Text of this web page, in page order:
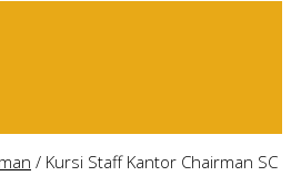
/ Kursi Staff Kantor Chairman SC